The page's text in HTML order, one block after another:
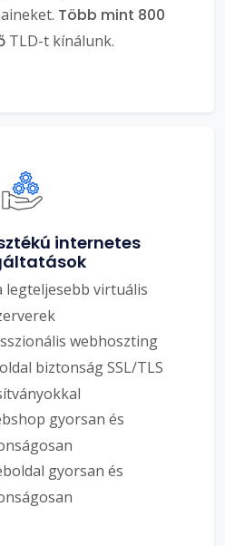
Több mint 800
TLD-t kínálunk.
internetes
legteljesebb virtuális
webhoszting
biztonság SSL/TLS
gyorsan és
gyorsan és